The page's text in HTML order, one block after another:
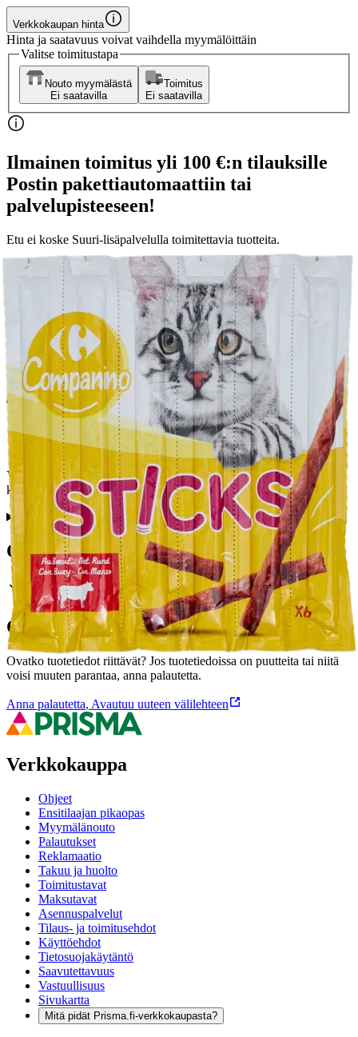
Verkkokaupan hinta
Hinta ja saatavuus voivat vaihdella myymälöittäin
Valitse toimitustapa
Nouto myymälästä
Ei saatavilla
Toimitus
Ei saatavilla
Ilmainen toimitus yli 100 €:n tilauksille
Postin pakettiautomaattiin tai
palvelupisteeseen!
Etu ei koske Suuri‑lisäpalvelulla toimitettavia tuotteita.
Tarkista myymäläsaatavuus
Tuotekuvaus
Yksittäispakattu lihaherkku (nauta) kissallesi. Täydennysravinto
kissalle.
Ominaisuudet
Oletko tyytyväinen tuotetietoihin?
Ovatko tuotetiedot riittävät? Jos tuotetiedoissa on puutteita tai niitä
voisi muuten parantaa, anna palautetta.
Anna palautetta, Avautuu uuteen välilehteen
Verkkokauppa
Ohjeet
Ensitilaajan pikaopas
Myymälänouto
Palautukset
Reklamaatio
Takuu ja huolto
Toimitustavat
Maksutavat
Asennuspalvelut
Tilaus- ja toimitusehdot
Käyttöehdot
Tietosuojakäytäntö
Saavutettavuus
Vastuullisuus
Sivukartta
Mitä pidät Prisma.fi-verkkokaupasta?